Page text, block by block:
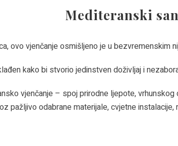
Mediteranski san
ovo vjenčanje osmišljeno je u bezvremenskim
kako bi stvorio jedinstven doživljaj i
vjenčanje – spoj prirodne ljepote,
pažljivo odabrane materijale, cvjetne